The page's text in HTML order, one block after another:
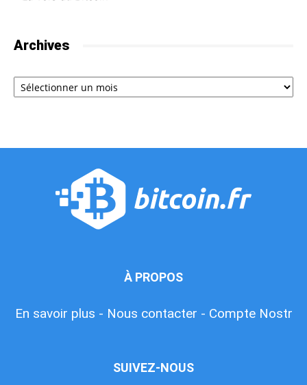
Archives
Archives
À PROPOS
En savoir plus - Nous contacter - Compte Nostr
SUIVEZ-NOUS